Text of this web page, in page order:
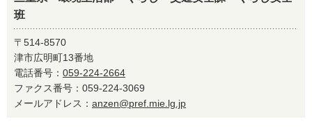
班
〒514-8570
津市広明町13番地
電話番号： 059-224-2664
ファクス番号：059-224-3069
メールアドレス： anzen@pref.mie.lg.jp